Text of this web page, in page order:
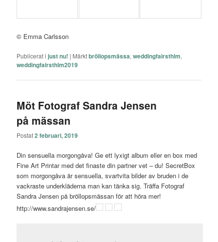
© Emma Carlsson
Publicerat i just nu! | Märktbröllopsmässa,weddingfairsthlm,
weddingfairsthlm2019
Möt Fotograf Sandra Jensen
på mässan
Postat2 februari, 2019
Din sensuella morgongåva! Ge ett lyxigt album eller en box med
Fine Art Printar med det finaste din partner vet – du! SecretBox
som morgongåva är sensuella, svartvita bilder av bruden i de
vackraste underkläderna man kan tänka sig. Träffa Fotograf
Sandra Jensen på bröllopsmässan för att höra mer!
http://www.sandrajensen.se/